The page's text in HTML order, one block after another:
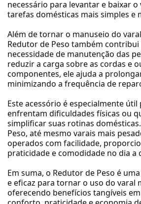
necessário para levantar e baixar
tarefas domésticas mais simples e
Além de tornar o manuseio do
Redutor de Peso também
necessidade de manutenção das
reduzir a carga sobre as cordas e
componentes, ele ajuda a
minimizando a frequência de
Este acessório é especialmente útil
enfrentam dificuldades físicas ou
simplificar suas rotinas
Peso, até mesmo varais mais
operados com facilidade,
praticidade e comodidade no dia a
Em suma, o Redutor de Peso é
e eficaz para tornar o uso do varal
oferecendo benefícios tangíveis